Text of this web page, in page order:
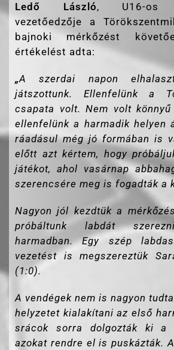
Ledő László, U16-os
vezetőedzője a
bajnoki mérkőzést
értékelést adta:
„A szerdai napon
játszottunk. Ellenfelünk a
csapata volt. Nem volt
ellenfelünk a harmadik helyen
ráadásul még jó formában is
előtt azt kértem, hogy
játékot, ahol vasárnap
szerencsére meg is fogadták a
Nagyon jól kezdtük a
próbáltunk labdát
harmadban. Egy szép
vezetést is megszereztük
(1:0).
A vendégek nem is nagyon
helyzetet kialakítani az első
srácok sorra dolgozták ki a
azokat rendre el is puskázták.